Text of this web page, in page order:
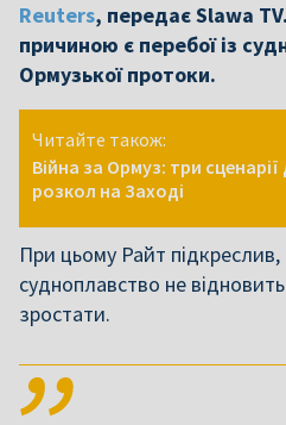
Reuters, передає Slawa
причиною є перебої із
Ормузької протоки.
Читайте також:
Війна за Ормуз: три
розкол на Заході
При цьому Райт
судноплавство не
зростати.